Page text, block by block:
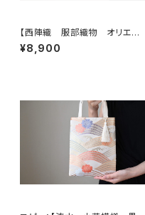
【西陣織 服部織物 オリエン
ト更紗 華紋様 薄グリーン・シ
ルバー シルク帯リメイク トー
¥8,900